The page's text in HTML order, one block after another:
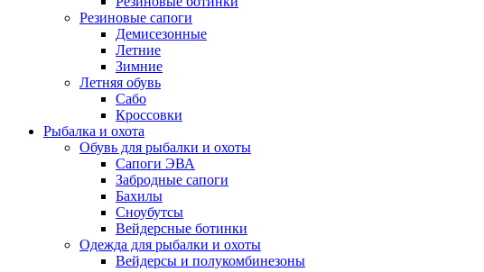
Резиновые сапоги
Демисезонные
Летние
Зимние
Летняя обувь
Сабо
Кроссовки
Рыбалка и охота
Обувь для рыбалки и охоты
Сапоги ЭВА
Забродные сапоги
Бахилы
Сноубутсы
Вейдерсные ботинки
Одежда для рыбалки и охоты
Вейдерсы и полукомбинезоны